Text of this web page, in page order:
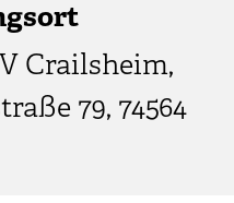
Crailsheim,
79, 74564